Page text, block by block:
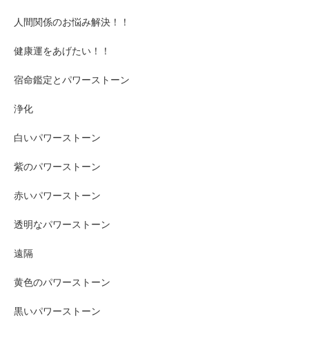
人間関係のお悩み解決！！
健康運をあげたい！！
宿命鑑定とパワーストーン
浄化
白いパワーストーン
紫のパワーストーン
赤いパワーストーン
透明なパワーストーン
遠隔
黄色のパワーストーン
黒いパワーストーン